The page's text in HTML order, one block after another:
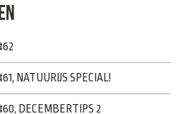
NATUURIJS SPECIAL!
DECEMBERTIPS 2